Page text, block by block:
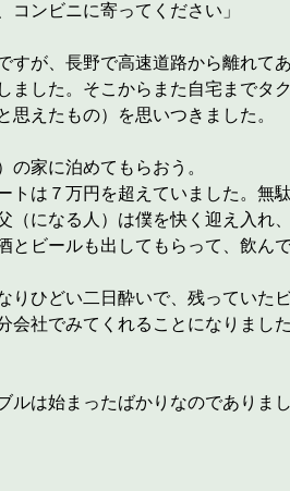
コンビニに寄ってください」
すが、長野で高速道路から離れ
した。そこからまた自宅までタ
えたもの）を思いつきました。
の家に泊めてもらおう。
トは７万円を超えていました。無
（になる人）は僕を快く迎え入れ
ビールも出してもらって、飲んで
りひどい二日酔いで、残ってい
会社でみてくれることになりま
は始まったばかりなのでありまし